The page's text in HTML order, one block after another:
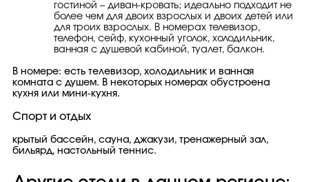
гостиной – диван-кровать; идеально подходит не
более чем для двоих взрослых и двоих детей или
для троих взрослых. В номерах телевизор,
телефон, сейф, кухонный уголок, холодильник,
ванная с душевой кабиной, туалет, балкон.
В номере: есть телевизор, холодильник и ванная
комната с душем. В некоторых номерах обустроена
кухня или мини-кухня.
Спорт и отдых
крытый бассейн, сауна, джакузи, тренажерный зал,
бильярд, настольный теннис.